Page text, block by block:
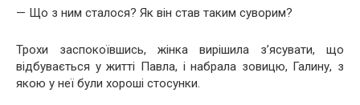
— Що з ним сталося? Як він став таким суворим?
Трохи заспокоївшись, жінка вирішила з’ясувати, що
відбувається у житті Павла, і набрала зовицю, Галину, з
якою у неї були хороші стосунки.